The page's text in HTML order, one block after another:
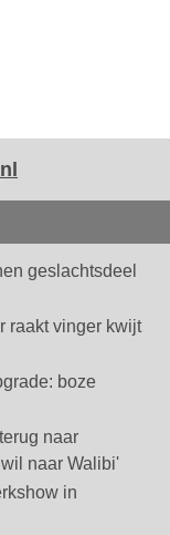
geslachtsdeel
raakt vinger kwijt
boze
naar
naar Walibi'
in